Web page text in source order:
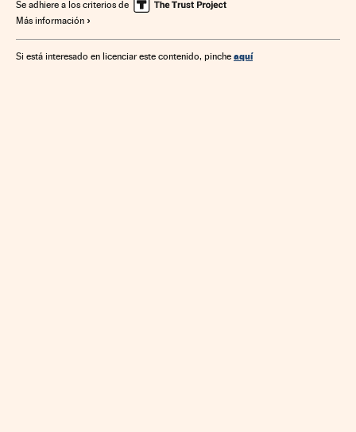
Se adhiere a los criterios de
Más información
Si está interesado en licenciar este contenido, pinche aquí